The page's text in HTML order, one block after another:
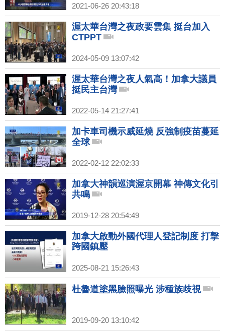
2021-06-26 20:43:18
渥太華台灣之夜政要雲集 挺台加入
CTPPT
2024-05-09 13:07:42
渥太華台灣之夜人氣高！加拿大議員
挺民主台灣
2022-05-14 21:27:41
加卡車司機示威延燒 反強制疫苗蔓延
全球
2022-02-12 22:02:33
加拿大神韻巡演渥京開幕 神傳文化引
共鳴
2019-12-28 20:54:49
加拿大啟動外國代理人登記制度 打擊
跨國鎮壓
2025-08-21 15:26:43
杜魯道塗黑臉照曝光 涉種族歧視
2019-09-20 13:10:42